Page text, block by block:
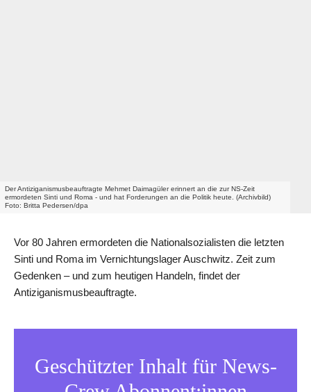
Der Antiziganismusbeauftragte Mehmet Daimagüler erinnert an die zur NS-Zeit
ermordeten Sinti und Roma - und hat Forderungen an die Politik heute. (Archivbild)
Foto: Britta Pedersen/dpa
Vor 80 Jahren ermordeten die Nationalsozialisten die letzten
Sinti und Roma im Vernichtungslager Auschwitz. Zeit zum
Gedenken – und zum heutigen Handeln, findet der
Antiziganismusbeauftragte.
Geschützter Inhalt für News-